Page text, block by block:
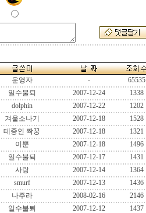
운영자 -
65535
일수불퇴 2007-12-24
1338
dolphin 2007-12-22
1202
겨울소나기 2007-12-18
1528
테중인 짝꿍 2007-12-18
1321
이뿐 2007-12-18
1496
일수불퇴 2007-12-17
1431
사랑 2007-12-14
1364
smurf 2007-12-13
1436
나주라 2008-02-16
2146
일수불퇴 2007-12-12
1437